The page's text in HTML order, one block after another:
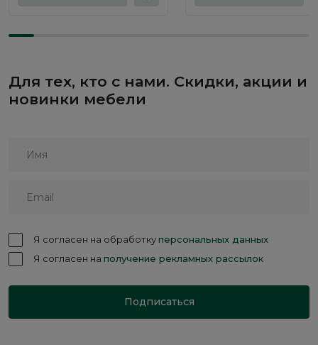
Для тех, кто с нами. Скидки, акции и
новинки мебели
Я согласен на обработкуперсональных данных
Я согласен на получение рекламных рассылок
Подписаться